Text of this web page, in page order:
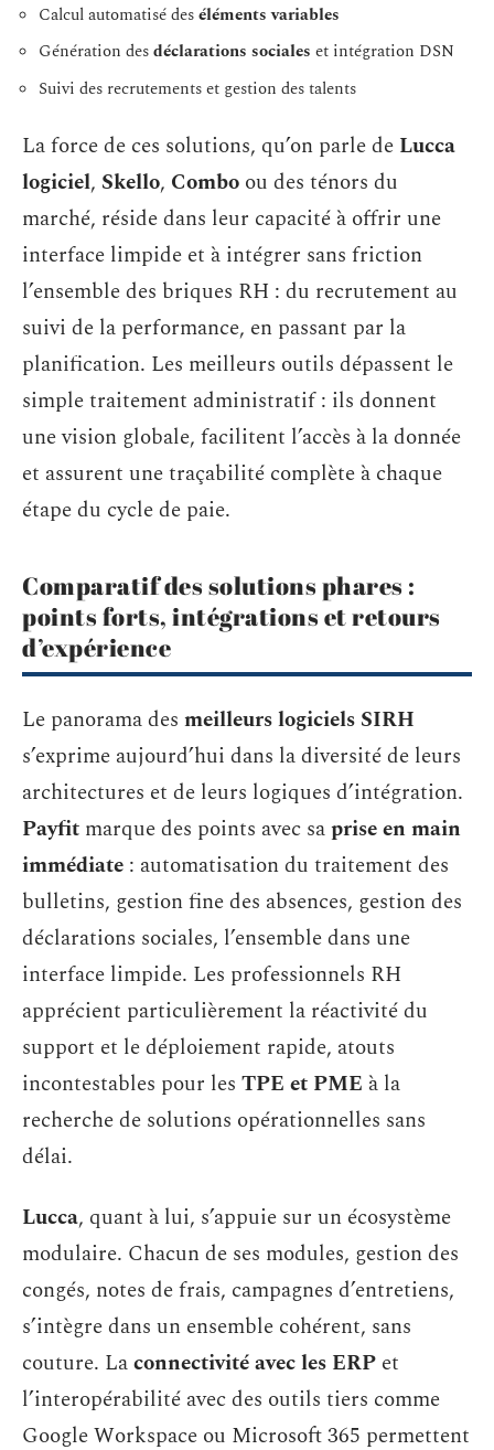
Calcul automatisé deséléments variables
Génération desdéclarations sociales et intégration DSN
Suivi des recrutements et gestion des talents
La force de ces solutions, qu’on parle de Lucca
logiciel, Skello, Combo ou des ténors du
marché, réside dans leur capacité à offrir une
interface limpide et à intégrer sans friction
l’ensemble des briques RH : du recrutement au
suivi de la performance, en passant par la
planification. Les meilleurs outils dépassent le
simple traitement administratif : ils donnent
une vision globale, facilitent l’accès à la donnée
et assurent une traçabilité complète à chaque
étape du cycle de paie.
Comparatif des solutions phares :
points forts, intégrations et retours
d’expérience
Le panorama des meilleurs logiciels SIRH
s’exprime aujourd’hui dans la diversité de leurs
architectures et de leurs logiques d’intégration.
Payfit marque des points avec saprise en main
immédiate : automatisation du traitement des
bulletins, gestion fine des absences, gestion des
déclarations sociales, l’ensemble dans une
interface limpide. Les professionnels RH
apprécient particulièrement la réactivité du
support et le déploiement rapide, atouts
incontestables pour les TPE et PME à la
recherche de solutions opérationnelles sans
délai.
Lucca, quant à lui, s’appuie sur un écosystème
modulaire. Chacun de ses modules, gestion des
congés, notes de frais, campagnes d’entretiens,
s’intègre dans un ensemble cohérent, sans
couture. Laconnectivité avec les ERP et
l’interopérabilité avec des outils tiers comme
Google Workspace ou Microsoft 365 permettent